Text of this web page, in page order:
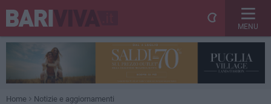
MENU
Home Notizie e aggiornamenti